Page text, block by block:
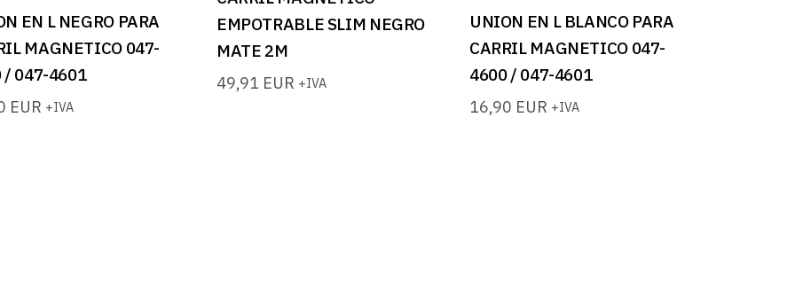
EN L NEGRO PARA
MAGNETICO 047-
/ 047-4601
EUR +IVA
EMPOTRABLE SLIM NEGRO
MATE 2M
49,91 EUR +IVA
UNION EN L BLANCO PARA
CARRIL MAGNETICO 047-
4600 / 047-4601
16,90 EUR +IVA